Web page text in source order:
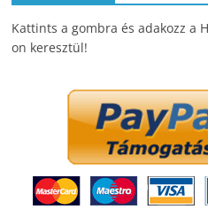
Kattints a gombra és adakozz a
on keresztül!